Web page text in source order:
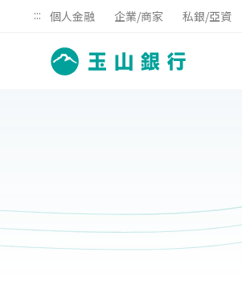
::: 個人金融 企業/商家 私銀/亞資